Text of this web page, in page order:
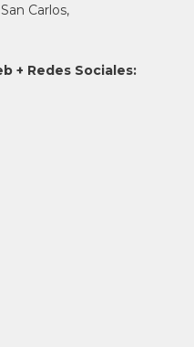
Carlos,
+ Redes Sociales: